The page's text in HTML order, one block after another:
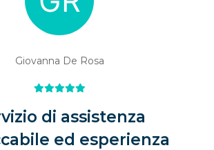
Giovanna De Rosa
di assistenza
ed esperienza